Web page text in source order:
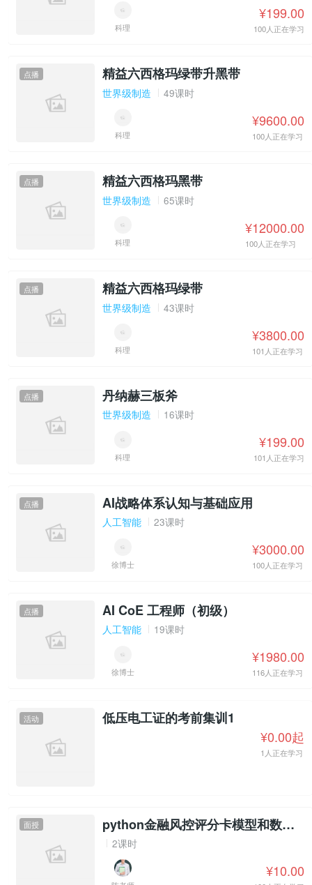
科理
¥199.00
100人正在学习
点播 精益六西格玛绿带升黑带
世界级制造 49课时
科理
¥9600.00
100人正在学习
点播 精益六西格玛黑带
世界级制造 65课时
科理
¥12000.00
100人正在学习
点播 精益六西格玛绿带
世界级制造 43课时
科理
¥3800.00
101人正在学习
点播 丹纳赫三板斧
世界级制造 16课时
科理
¥199.00
101人正在学习
点播 AI战略体系认知与基础应用
人工智能 23课时
徐博士
¥3000.00
100人正在学习
点播 AI CoE 工程师（初级）
人工智能 19课时
徐博士
¥1980.00
116人正在学习
活动
低压电工证的考前集训1
¥0.00起
1人正在学习
面授 python金融风控评分卡模型和数据分析
2课时
¥10.00